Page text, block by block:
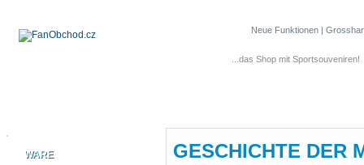
...das Shop mit Sportsouveniren!
Neue Funktionen |
WARE GESCHICHTE DER